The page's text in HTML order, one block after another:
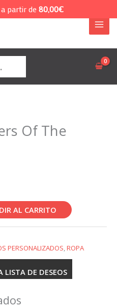
Of The
AL CARRITO
PERSONALIZADOS,ROPA
LISTA DE DESEOS
partir de 80,00€